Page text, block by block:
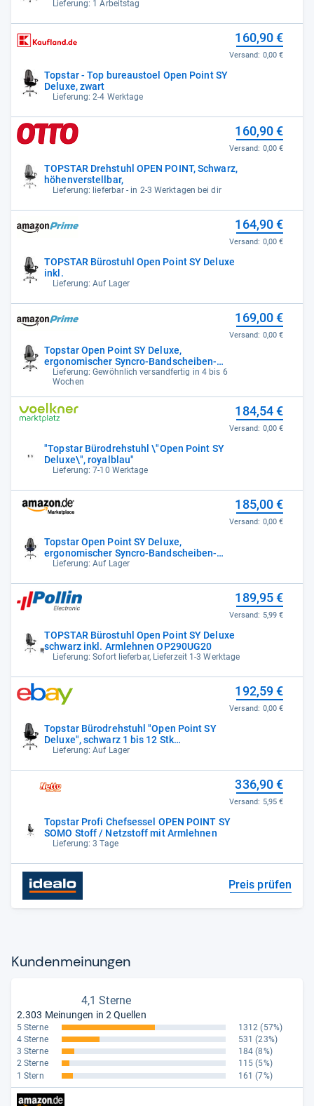
Lieferung: 1 Arbeitstag
Topstar - Top bureaustoel Open Point SY
Deluxe, zwart
Lieferung: 2-4 Werktage
160,90 €
Versand: 0,00 €
TOPSTAR Drehstuhl OPEN POINT, Schwarz,
höhenverstellbar,
Lieferung: lieferbar - in 2-3 Werktagen bei dir
160,90 €
Versand: 0,00 €
TOPSTAR Bürostuhl Open Point SY Deluxe
inkl.
Lieferung: Auf Lager
164,90 €
Versand: 0,00 €
Topstar Open Point SY Deluxe,
ergonomischer Syncro-Bandscheiben-
Drehstuhl,
Lieferung: Gewöhnlich versandfertig in 4 bis 6
Wochen
169,00 €
Versand: 0,00 €
"Topstar Bürodrehstuhl \"Open Point SY
Deluxe\", royalblau"
Lieferung: 7-10 Werktage
184,54 €
Versand: 0,00 €
Topstar Open Point SY Deluxe,
ergonomischer Syncro-Bandscheiben-
Drehstuhl,
Lieferung: Auf Lager
185,00 €
Versand: 0,00 €
TOPSTAR Bürostuhl Open Point SY Deluxe
schwarz inkl. Armlehnen OP290UG20
Lieferung: Sofort lieferbar, Lieferzeit 1-3 Werktage
189,95 €
Versand: 5,99 €
Topstar Bürodrehstuhl "Open Point SY
Deluxe", schwarz 1 bis 12 Stk
MENGENRABATT
Lieferung: Auf Lager
192,59 €
Versand: 0,00 €
Topstar Profi Chefsessel OPEN POINT SY
SOMO Stoff / Netzstoff mit Armlehnen
Lieferung: 3 Tage
336,90 €
Versand: 5,95 €
Preis prüfen
Kun­den­mei­nun­gen
4,1 Sterne
2.303 Meinungen in 2 Quellen
5 Sterne 1312 (57%)
4 Sterne
531 (23%)
3 Sterne
184 (8%)
2 Sterne
115 (5%)
1 Stern
161 (7%)